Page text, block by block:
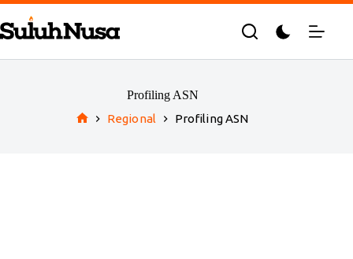
Skip
to
content
Profiling ASN
Regional Profiling ASN